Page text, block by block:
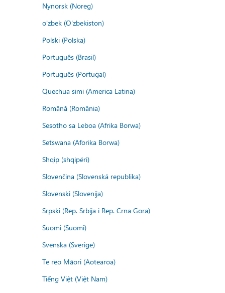
Nynorsk (Noreg)
o'zbek (O'zbekiston)
Polski (Polska)
Português (Brasil)
Português (Portugal)
Quechua simi (America Latina)
Română (România)
Sesotho sa Leboa (Afrika Borwa)
Setswana (Aforika Borwa)
Shqip (shqipëri)
Slovenčina (Slovenská republika)
Slovenski (Slovenija)
Srpski (Rep. Srbija i Rep. Crna Gora)
Suomi (Suomi)
Svenska (Sverige)
Te reo Māori (Aotearoa)
Tiếng Việt (Việt Nam)